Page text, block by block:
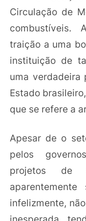
Circulação de
combustíveis.
traição a uma
instituição de
uma verdadeira
Estado
que se refere a
Apesar de o
pelos
projetos de
infelizmente,